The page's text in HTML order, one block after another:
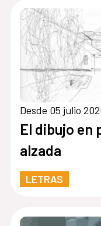
Desde 05 julio
El dibujo en
alzada
LETRAS